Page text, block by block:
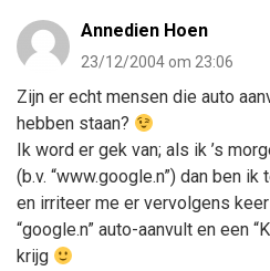
Annedien Hoen
23/12/2004 om 23:06
Zijn er echt mensen die auto
hebben staan?
Ik word er gek van; als ik ’s
(b.v. “www.google.n”) dan ben
en irriteer me er vervolgens
“google.n” auto-aanvult en een
krijg